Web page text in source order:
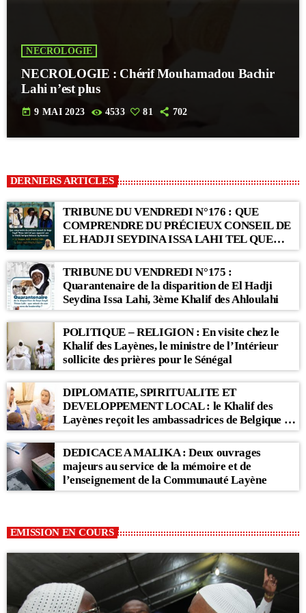
NECROLOGIE
NECROLOGIE : Chérif Mouhamadou Bachir
Lahi n’est plus
today 9 MAI 2023 4533 81 702
DERNIERS ARTICLES
TRIBUNE DU VENDREDI N°176 : QUE
COMPRENDRE DU PRÉCIEUX CONSEIL DE
EL HADJI SEYDINA ISSA LAHI TEL QUE
RAPPORTÉ PAR LE KHALIF SERIGNE
BABACAR SY MANSOUR : « Li Baax Matul
Kër, Li Bon Matul Kër »
TRIBUNE DU VENDREDI N°175 :
Quarantenaire de la disparition de El Hadji
Seydina Issa Lahi, 3ème Khalif des Ahloulahi
POLITIQUE – RELIGION : En visite chez le
Khalif des Layènes, le ministre de l’Intérieur
sollicite des prières pour le Sénégal
DIPLOMATIE, SPIRITUALITE ET
DEVELOPPEMENT LOCAL : le Khalif des
Layènes reçoit les ambassadrices de Belgique et
des Pays-Bas
DEDICACE A MALIKA : Deux ouvrages
majeurs au service de la mémoire et de
l’enseignement de la Communauté Layène
EMISSION EN COURS